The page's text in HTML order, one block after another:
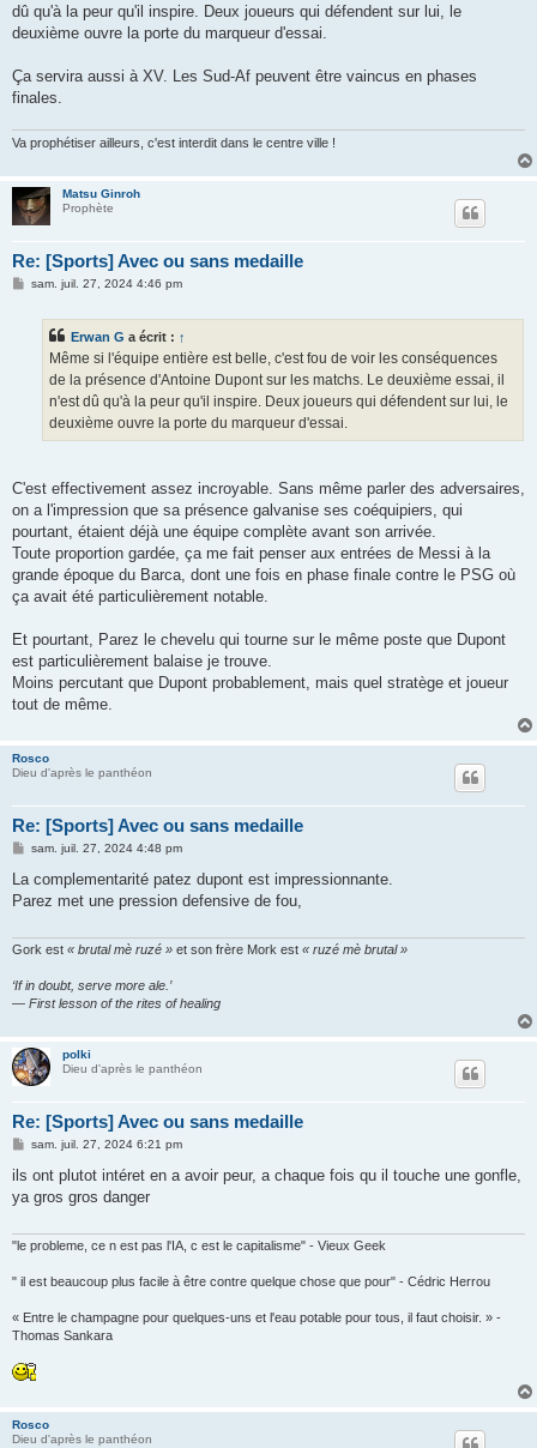
dû qu'à la peur qu'il inspire. Deux joueurs qui défendent sur lui, le
deuxième ouvre la porte du marqueur d'essai.
Ça servira aussi à XV. Les Sud-Af peuvent être vaincus en phases
finales.
Va prophétiser ailleurs, c'est interdit dans le centre ville !
Matsu Ginroh
Prophète
Re: [Sports] Avec ou sans medaille
Msam. juil. 27, 2024 4:46 pm
Erwan G a écrit : ↑
Même si l'équipe entière est belle, c'est fou de voir les conséquences
de la présence d'Antoine Dupont sur les matchs. Le deuxième essai, il
n'est dû qu'à la peur qu'il inspire. Deux joueurs qui défendent sur lui, le
deuxième ouvre la porte du marqueur d'essai.
C'est effectivement assez incroyable. Sans même parler des adversaires,
on a l'impression que sa présence galvanise ses coéquipiers, qui
pourtant, étaient déjà une équipe complète avant son arrivée.
Toute proportion gardée, ça me fait penser aux entrées de Messi à la
grande époque du Barca, dont une fois en phase finale contre le PSG où
ça avait été particulièrement notable.
Et pourtant, Parez le chevelu qui tourne sur le même poste que Dupont
est particulièrement balaise je trouve.
Moins percutant que Dupont probablement, mais quel stratège et joueur
tout de même.
Rosco
Dieu d'après le panthéon
Re: [Sports] Avec ou sans medaille
M
s
a
sam. juil. 27, 2024 4:48 pm
La complementarité patez dupont est impressionnante.
Parez met une pression defensive de fou,
Gork est « brutal mè ruzé » et son frère Mork est « ruzé mè brutal »
‘If in doubt, serve more ale.’
— First lesson of the rites of healing
polki
Dieu d'après le panthéon
Re: [Sports] Avec ou sans medaille
M
s
a
sam. juil. 27, 2024 6:21 pm
ils ont plutot intéret en a avoir peur, a chaque fois qu il touche une gonfle,
ya gros gros danger
"le probleme, ce n est pas l'IA, c est le capitalisme" - Vieux Geek
" il est beaucoup plus facile à être contre quelque chose que pour" - Cédric Herrou
« Entre le champagne pour quelques-uns et l'eau potable pour tous, il faut choisir. » -
Thomas Sankara
Rosco
Dieu d'après le panthéon